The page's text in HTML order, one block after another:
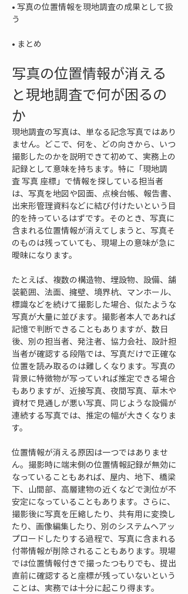
• 写真の位置情報を現地調査の成果として扱
• まとめ
写真の位置情報が消える
と現地調査で何が困るの
か
現地調査の写真は、単なる記念写真ではあり
ません。どこで、何を、どの向きから、いつ
撮影したのかを説明できて初めて、実務上の
記録として意味を持ちます。特に「現地調
査 写真 座標」で情報を探している担当者
は、写真を地図や図面、点検台帳、報告書、
出来形管理資料などに結び付けたいという目
的を持っているはずです。そのとき、写真に
含まれる位置情報が消えてしまうと、写真そ
のものは残っていても、現場上の意味が急に
曖昧になります。
たとえば、複数の構造物、埋設物、設備、舗
装範囲、法面、擁壁、境界杭、マンホール、
標識などを続けて撮影した場合、似たような
写真が大量に並びます。撮影者本人であれば
記憶で判断できることもありますが、数日
後、別の担当者、発注者、協力会社、設計担
当者が確認する段階では、写真だけで正確な
位置を読み取るのは難しくなります。写真の
背景に特徴物が写っていれば推定できる場合
もありますが、近接写真、夜間写真、草木や
資材で見通しが悪い写真、同じような設備が
連続する写真では、推定の幅が大きくなりま
す。
位置情報が消える原因は一つではありませ
ん。撮影時に端末側の位置情報記録が無効に
なっていることもあれば、屋内、地下、橋梁
下、山間部、高層建物の近くなどで測位が不
安定になっていることもあります。さらに、
撮影後に写真を圧縮したり、共有用に変換し
たり、画像編集したり、別のシステムへアッ
プロードしたりする過程で、写真に含まれる
付帯情報が削除されることもあります。現場
では位置情報付きで撮ったつもりでも、提出
直前に確認すると座標が残っていないという
ことは、実務では十分に起こり得ます。